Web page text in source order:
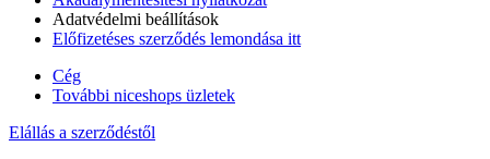
Adatvédelmi beállítások
Előfizetéses szerződés lemondása itt
Cég
További niceshops üzletek
Elállás a szerződéstől